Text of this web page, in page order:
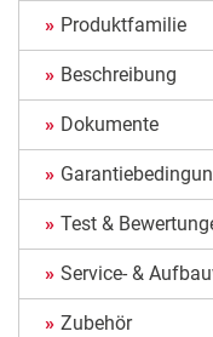
Produktfamilie
Beschreibung
Dokumente
Test &
Service- &
Zubehör